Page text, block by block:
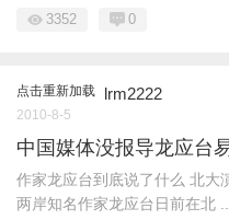
3352 0
点击重新加载 lrm2222
2010-8-5
中国媒体没报导龙应台
作家龙应台到底说了什么 北
两岸知名作家龙应台日前在北 ...